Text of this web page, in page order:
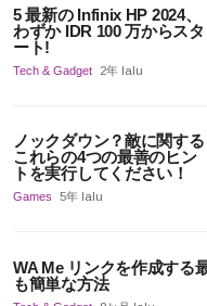
5 最新の Infinix HP 2024、
わずか IDR 100 万からスタ
ート!
Tech & Gadget 2年 lalu
ノックダウン？敵に関する
これらの4つの最善のヒン
トを実行してください！
Games 5年 lalu
WA Me リンクを作成する
も簡単な方法